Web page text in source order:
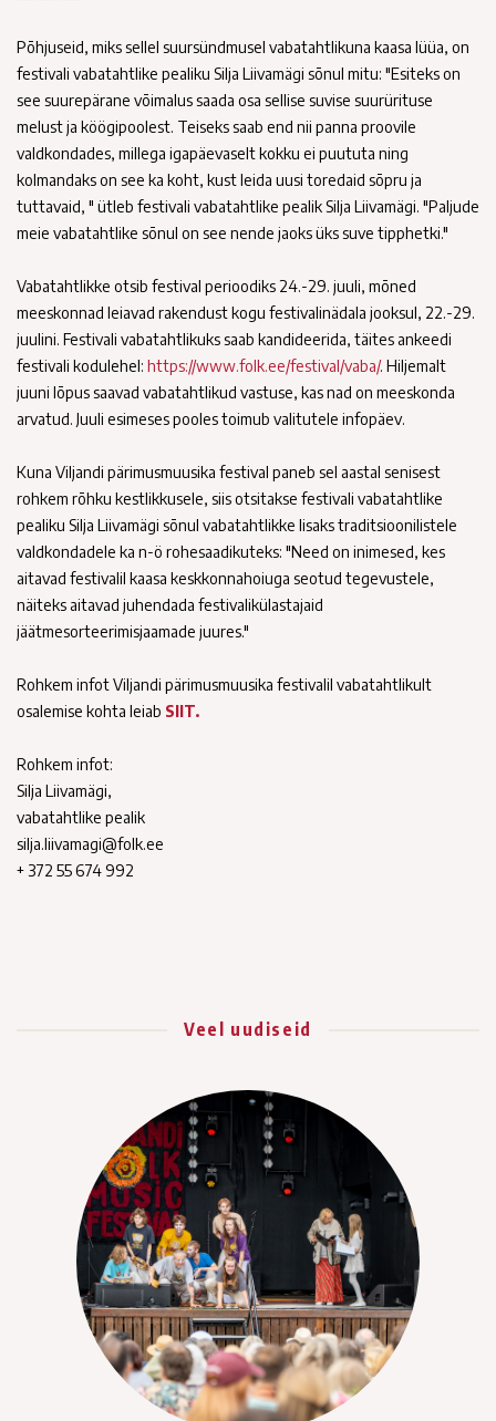
Põhjuseid, miks sellel suursündmusel vabatahtlikuna kaasa lüüa, on
festivali vabatahtlike pealiku Silja Liivamägi sõnul mitu: "Esiteks on
see suurepärane võimalus saada osa sellise suvise suurürituse
melust ja köögipoolest. Teiseks saab end nii panna proovile
valdkondades, millega igapäevaselt kokku ei puututa ning
kolmandaks on see ka koht, kust leida uusi toredaid sõpru ja
tuttavaid, " ütleb festivali vabatahtlike pealik Silja Liivamägi. "Paljude
meie vabatahtlike sõnul on see nende jaoks üks suve tipphetki."
Vabatahtlikke otsib festival perioodiks 24.-29. juuli, mõned
meeskonnad leiavad rakendust kogu festivalinädala jooksul, 22.-29.
juulini. Festivali vabatahtlikuks saab kandideerida, täites ankeedi
festivali kodulehel: https://www.folk.ee/festival/vaba/. Hiljemalt
juuni lõpus saavad vabatahtlikud vastuse, kas nad on meeskonda
arvatud. Juuli esimeses pooles toimub valitutele infopäev.
Kuna Viljandi pärimusmuusika festival paneb sel aastal senisest
rohkem rõhku kestlikkusele, siis otsitakse festivali vabatahtlike
pealiku Silja Liivamägi sõnul vabatahtlikke lisaks traditsioonilistele
valdkondadele ka n-ö rohesaadikuteks: "Need on inimesed, kes
aitavad festivalil kaasa keskkonnahoiuga seotud tegevustele,
näiteks aitavad juhendada festivalikülastajaid
jäätmesorteerimisjaamade juures."
Rohkem infot Viljandi pärimusmuusika festivalil vabatahtlikult
osalemise kohta leiab SIIT.
Rohkem infot:
Silja Liivamägi,
vabatahtlike pealik
silja.liivamagi@folk.ee
+ 372 55 674 992
Veel uudiseid